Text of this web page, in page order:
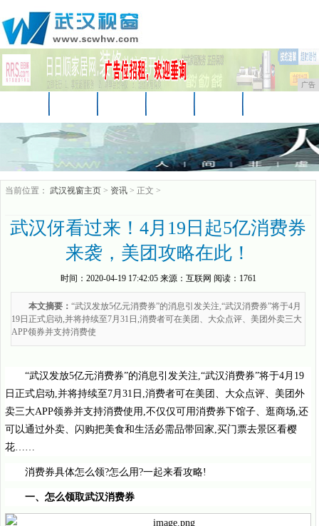
广告
家居 企业
当前位置： 武汉视窗主页 > 资讯 > 正文 >
武汉伢看过来！4月19日起5亿消费券
来袭，美团攻略在此！
时间： 2020-04-19 17:42:05来源： 互联网 阅读：1761
本文摘要： “武汉发放5亿元消费券”的消息引发关注,“武汉消费券”将于4月
19日正式启动,并将持续至7月31日,消费者可在美团、大众点评、美团外卖三大
APP领券并支持消费使
“武汉发放5亿元消费券”的消息引发关注,“武汉消费券”将于4月19
日正式启动,并将持续至7月31日,消费者可在美团、大众点评、美团外
卖三大APP领券并支持消费使用,不仅仅可用消费券下馆子、逛商场,还
可以通过外卖、闪购把美食和生活必需品带回家,买门票去景区看樱
花……
消费券具体怎么领?怎么用?一起来看攻略!
一、怎么领取武汉消费券